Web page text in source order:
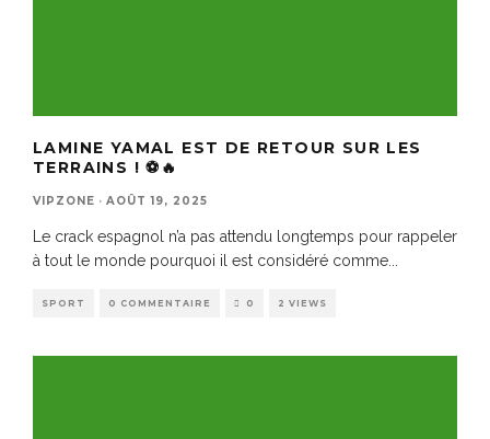
LAMINE YAMAL EST DE RETOUR SUR LES
TERRAINS ! ⚽️🔥
VIPZONE · AOÛT 19, 2025
Le crack espagnol n’a pas attendu longtemps pour rappeler
à tout le monde pourquoi il est considéré comme...
SPORT 0 COMMENTAIRE 0 2 VIEWS